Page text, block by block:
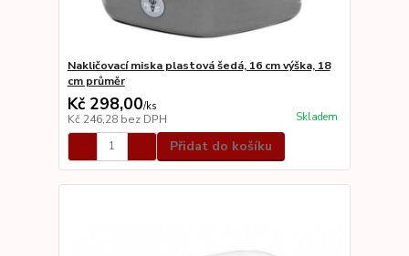
Nakličovací miska plastová šedá, 16 cm výška, 18
cm průměr
Kč 298,00/ks
Kč 246,28 bez DPH Skladem
Přidat do košíku